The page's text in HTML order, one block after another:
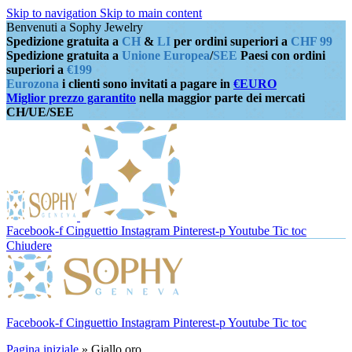
Skip to navigation Skip to main content
Benvenuti a Sophy Jewelry
Spedizione gratuita a CH & LI per ordini superiori a CHF 99
Spedizione gratuita a Unione Europea/SEE Paesi con ordini
superiori a €199
Eurozona i clienti sono invitati a pagare in €EURO
Miglior prezzo garantito nella maggior parte dei mercati
CH/UE/SEE
Facebook-f Cinguettio Instagram Pinterest-pYoutube Tic toc
Chiudere
Facebook-f Cinguettio Instagram Pinterest-pYoutube Tic toc
Pagina iniziale » Giallo oro